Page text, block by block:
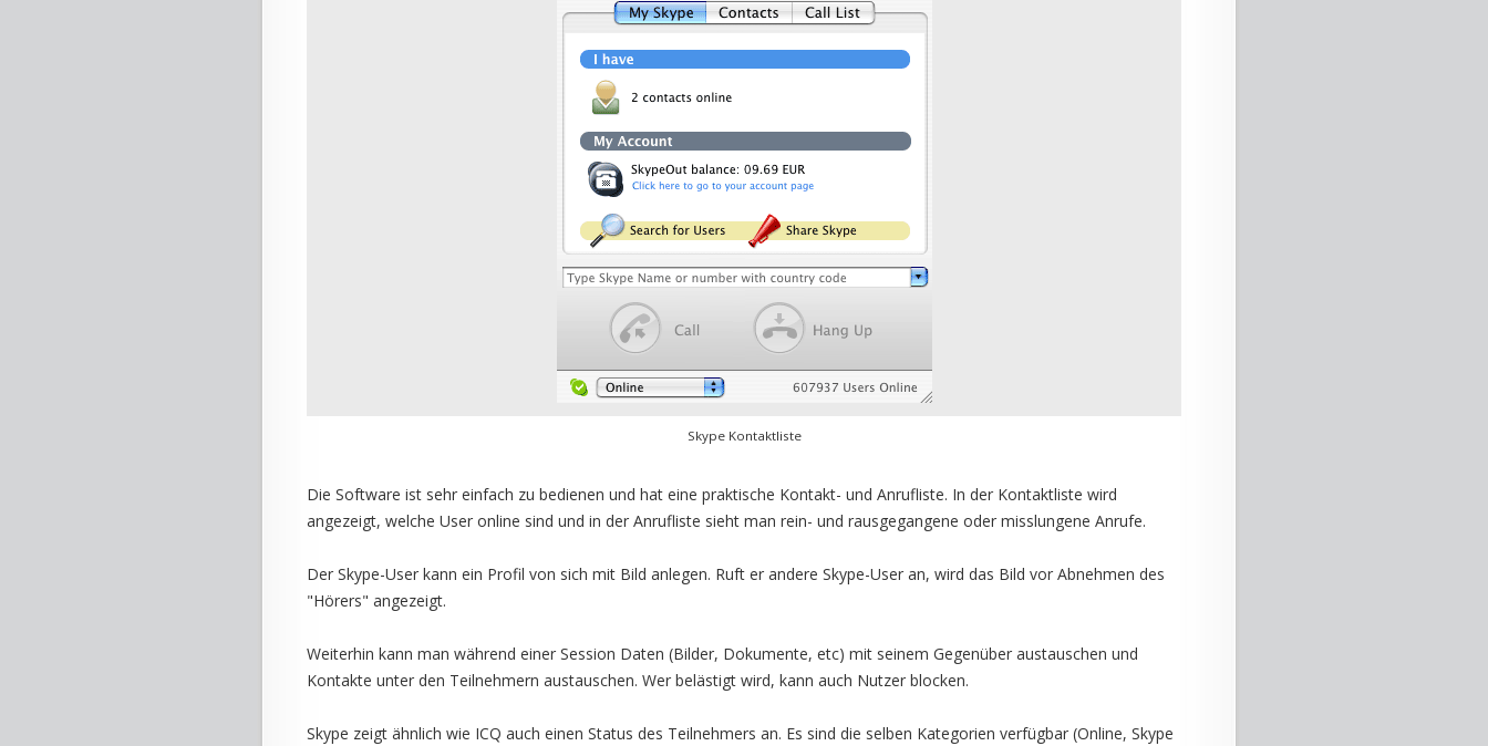
Skype Kontaktliste
Die Software ist sehr einfach zu bedienen und hat eine praktische Kontakt- und Anrufliste. In der Kontaktliste wird
angezeigt, welche User online sind und in der Anrufliste sieht man rein- und rausgegangene oder misslungene Anrufe.
Der Skype-User kann ein Profil von sich mit Bild anlegen. Ruft er andere Skype-User an, wird das Bild vor Abnehmen des
"Hörers" angezeigt.
Weiterhin kann man während einer Session Daten (Bilder, Dokumente, etc) mit seinem Gegenüber austauschen und
Kontakte unter den Teilnehmern austauschen. Wer belästigt wird, kann auch Nutzer blocken.
Skype zeigt ähnlich wie ICQ auch einen Status des Teilnehmers an. Es sind die selben Kategorien verfügbar (Online, Skype